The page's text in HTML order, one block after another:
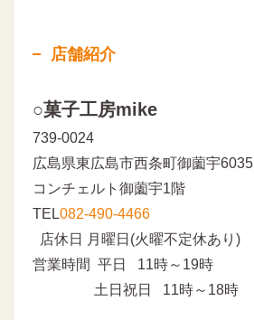
店舗紹介
○菓子工房mike
739-0024
広島県東広島市西条町御薗宇6035
コンチェルト御薗宇1階
TEL082-490-4466
店休日 月曜日(火曜不定休あり)
営業時間 平日 11時～19時
土日祝日 11時～18時